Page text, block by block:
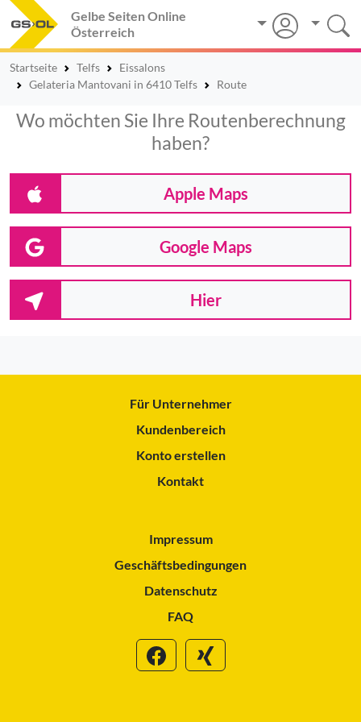
Gelbe Seiten Online
Österreich
Startseite Telfs
Eissalons
Gelateria Mantovani in 6410 Telfs
Route
Wo möchten Sie Ihre Routenberechnung
haben?
Apple Maps
Google Maps
Hier
Für Unternehmer
Kundenbereich
Konto erstellen
Kontakt
Impressum
Geschäftsbedingungen
Datenschutz
FAQ